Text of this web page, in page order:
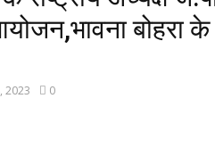
बोहरा
2023 0